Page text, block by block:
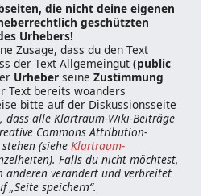
die nicht deine eigenen
geschützten
Urhebers!
Zusage, dass du den Text
der Text Allgemeingut(public
Urheber seineZustimmung
Text bereits woanders
bitte auf der Diskussionsseite
dass alle Klartraum-Wiki-Beiträge
Commons Attribution-
stehen (sieheKlartraum-
Falls du nicht möchtest,
anderen verändert und verbreitet
speichern“.